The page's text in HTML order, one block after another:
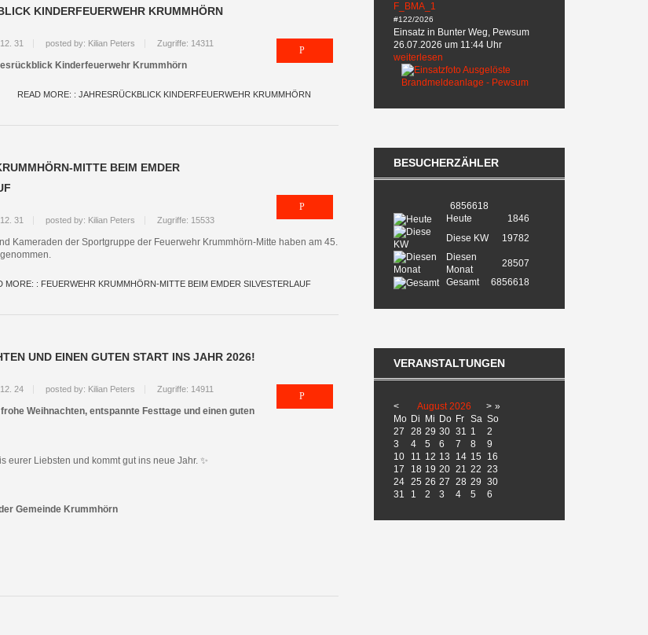
KINDERFEUERWEHR KRUMMHÖRN
31 posted by: Kilian Peters Zugriffe: 14311
Kinderfeuerwehr Krummhörn
READ MORE: : JAHRESRÜCKBLICK KINDERFEUERWEHR KRUMMHÖRN
MITTE BEIM EMDER
31 posted by: Kilian Peters Zugriffe: 15533
Kameraden der Sportgruppe der Feuerwehr Krummhörn-Mitte haben am 45.
MORE: : FEUERWEHR KRUMMHÖRN-MITTE BEIM EMDER SILVESTERLAUF
UND EINEN GUTEN START INS JAHR 2026!
24 posted by: Kilian Peters Zugriffe: 14911
Weihnachten, entspannte Festtage und einen guten
eurer Liebsten und kommt gut ins neue Jahr. ✨
Gemeinde Krummhörn
F_BMA_1
#122/2026
Einsatz in Bunter Weg, Pewsum
26.07.2026 um 11:44 Uhr
weiterlesen
BESUCHERZÄHLER
6856618
Heute
1846
Diese KW
19782
Diesen
Monat
28507
Gesamt
6856618
VERANSTALTUNGEN
< August 2026 > »
Mo Di Mi Do Fr Sa So
27
28 29 30 31 1
2
3
4 5 6 7 8
9
10
11 12 13 14 15
16
17
18 19 20 21 22 23
24 25 26 27 28 29 30
31
1 2 3 4 5 6